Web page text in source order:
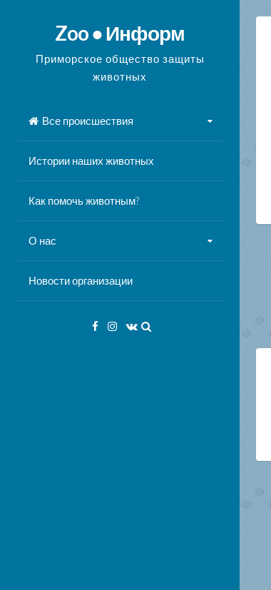
содержимомуZoo ● Информ
Приморское общество защиты
животных
Все происшествия
Истории наших животных
Как помочь животным?
О нас
Новости организации
Facebook
Instagram
VK